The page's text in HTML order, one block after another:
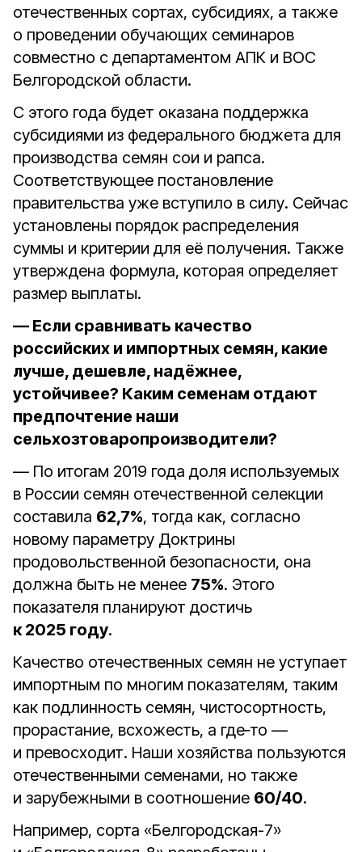
отечественных сортах, субсидиях, а также
о проведении обучающих семинаров
совместно с департаментом АПК и ВОС
Белгородской области.
С этого года будет оказана поддержка
субсидиями из федерального бюджета для
производства семян сои и рапса.
Соответствующее постановление
правительства уже вступило в силу. Сейчас
установлены порядок распределения
суммы и критерии для её получения. Также
утверждена формула, которая определяет
размер выплаты.
— Если сравнивать качество
российских и импортных семян, какие
лучше, дешевле, надёжнее,
устойчивее? Каким семенам отдают
предпочтение наши
сельхозтоваропроизводители?
— По итогам 2019 года доля используемых
в России семян отечественной селекции
составила 62,7%, тогда как, согласно
новому параметру Доктрины
продовольственной безопасности, она
должна быть не менее 75%. Этого
показателя планируют достичь
к 2025 году.
Качество отечественных семян не уступает
импортным по многим показателям, таким
как подлинность семян, чистосортность,
прорастание, всхожесть, а где‑то —
и превосходит. Наши хозяйства пользуются
отечественными семенами, но также
и зарубежными в соотношение 60/40.
Например, сорта «Белгородская-7»